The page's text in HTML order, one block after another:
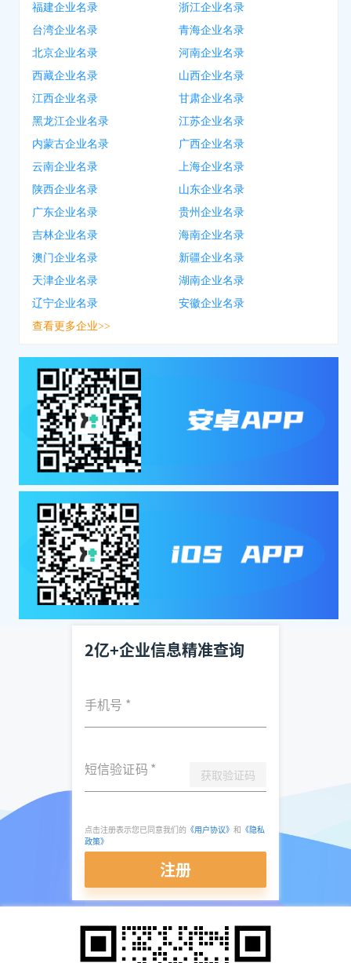
福建企业名录
浙江企业名录
台湾企业名录
青海企业名录
北京企业名录
河南企业名录
西藏企业名录
山西企业名录
江西企业名录
甘肃企业名录
黑龙江企业名录
江苏企业名录
内蒙古企业名录
广西企业名录
云南企业名录
上海企业名录
陕西企业名录
山东企业名录
广东企业名录
贵州企业名录
吉林企业名录
海南企业名录
澳门企业名录
新疆企业名录
天津企业名录
湖南企业名录
辽宁企业名录
安徽企业名录
查看更多企业>>
2亿+企业信息精准查询
手机号 *
短信验证码 * 获取验证码
点击注册表示您已同意我们的 《用户协议》 和 《隐私
政策》
注册